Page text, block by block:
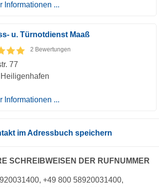
Informationen ...
u. Türnotdienst Maaß
2 Bewertungen
77
Informationen ...
im Adressbuch speichern
SCHREIBWEISEN DER RUFNUMMER
+49 800 58920031400,